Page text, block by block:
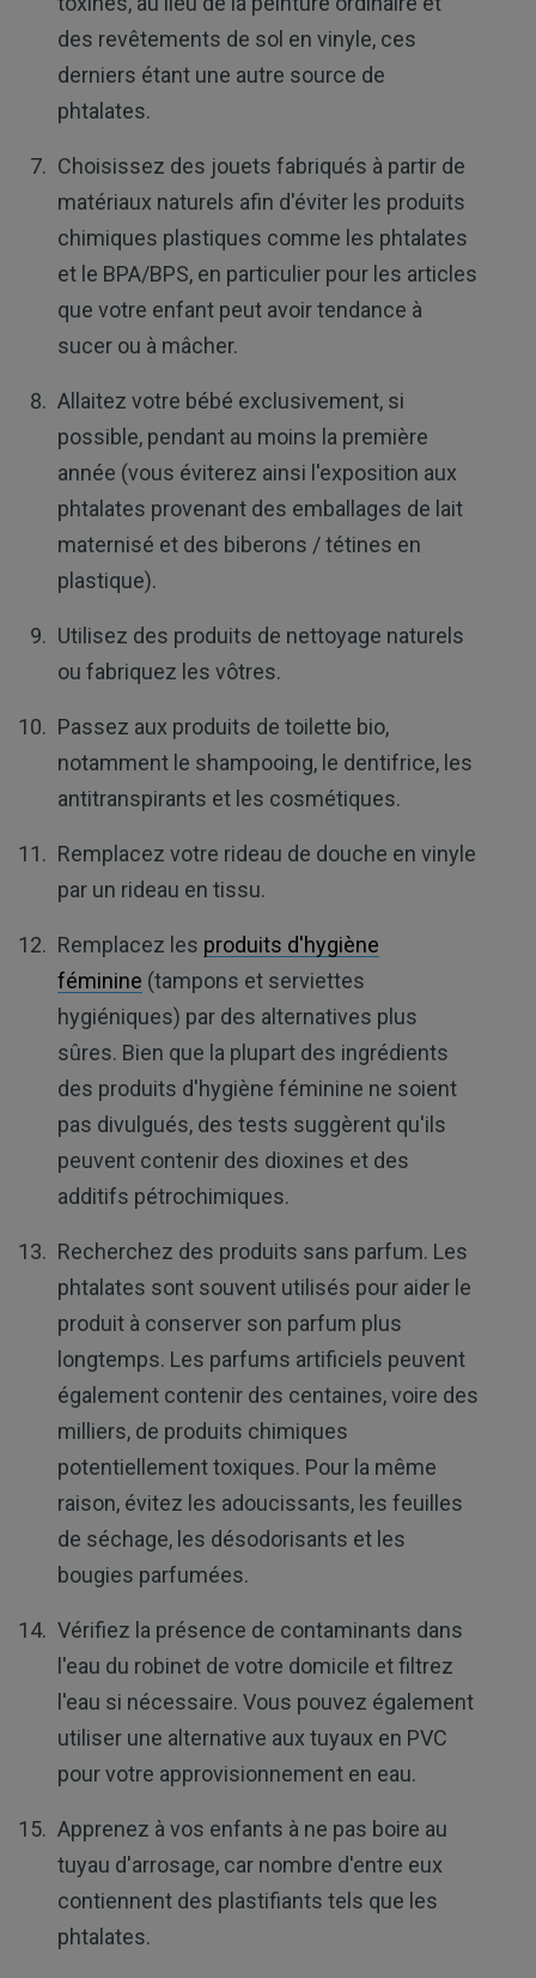
des revêtements de sol en vinyle, ces
derniers étant une autre source de
phtalates.
Choisissez des jouets fabriqués à partir de
matériaux naturels afin d'éviter les produits
chimiques plastiques comme les phtalates
et le BPA/BPS, en particulier pour les articles
que votre enfant peut avoir tendance à
sucer ou à mâcher.
Allaitez votre bébé exclusivement, si
possible, pendant au moins la première
année (vous éviterez ainsi l'exposition aux
phtalates provenant des emballages de lait
maternisé et des biberons / tétines en
plastique).
Utilisez des produits de nettoyage naturels
ou fabriquez les vôtres.
Passez aux produits de toilette bio,
notamment le shampooing, le dentifrice, les
antitranspirants et les cosmétiques.
Remplacez votre rideau de douche en vinyle
par un rideau en tissu.
Remplacez les produits d'hygiène
féminine (tampons et serviettes
hygiéniques) par des alternatives plus
sûres. Bien que la plupart des ingrédients
des produits d'hygiène féminine ne soient
pas divulgués, des tests suggèrent qu'ils
peuvent contenir des dioxines et des
additifs pétrochimiques.
Recherchez des produits sans parfum. Les
phtalates sont souvent utilisés pour aider le
produit à conserver son parfum plus
longtemps. Les parfums artificiels peuvent
également contenir des centaines, voire des
milliers, de produits chimiques
potentiellement toxiques. Pour la même
raison, évitez les adoucissants, les feuilles
de séchage, les désodorisants et les
bougies parfumées.
Vérifiez la présence de contaminants dans
l'eau du robinet de votre domicile et filtrez
l'eau si nécessaire. Vous pouvez également
utiliser une alternative aux tuyaux en PVC
pour votre approvisionnement en eau.
Apprenez à vos enfants à ne pas boire au
tuyau d'arrosage, car nombre d'entre eux
contiennent des plastifiants tels que les
phtalates.